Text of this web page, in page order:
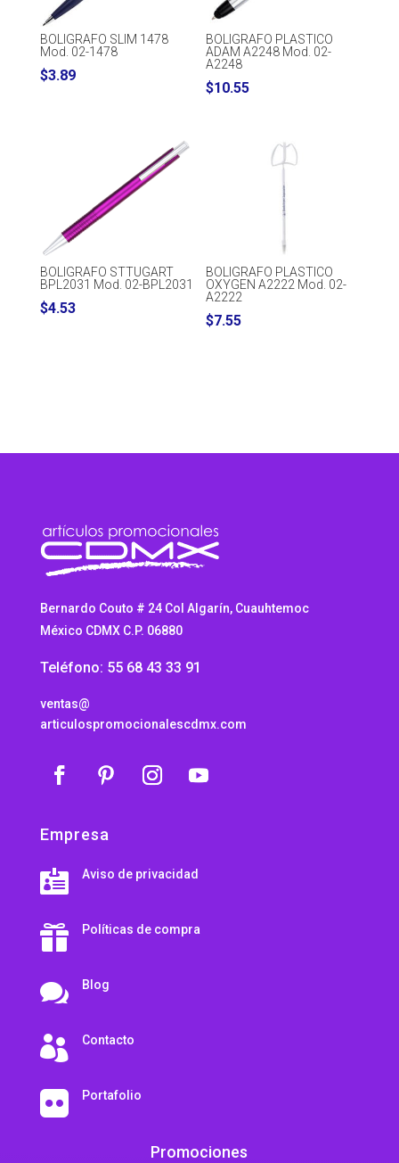
BOLIGRAFO SLIM 1478
Mod. 02-1478
$3.89
BOLIGRAFO PLASTICO
ADAM A2248 Mod. 02-
A2248
$10.55
BOLIGRAFO STTUGART
BPL2031 Mod. 02-BPL2031
$4.53
BOLIGRAFO PLASTICO
OXYGEN A2222 Mod. 02-
A2222
$7.55
Bernardo Couto # 24 Col Algarín, Cuauhtemoc
México CDMX C.P. 06880
Teléfono: 55 68 43 33 91
ventas@
articulospromocionalescdmx.com
Empresa
 Aviso de privacidad
 Políticas de compra
 Blog
 Contacto
 Portafolio
Promociones